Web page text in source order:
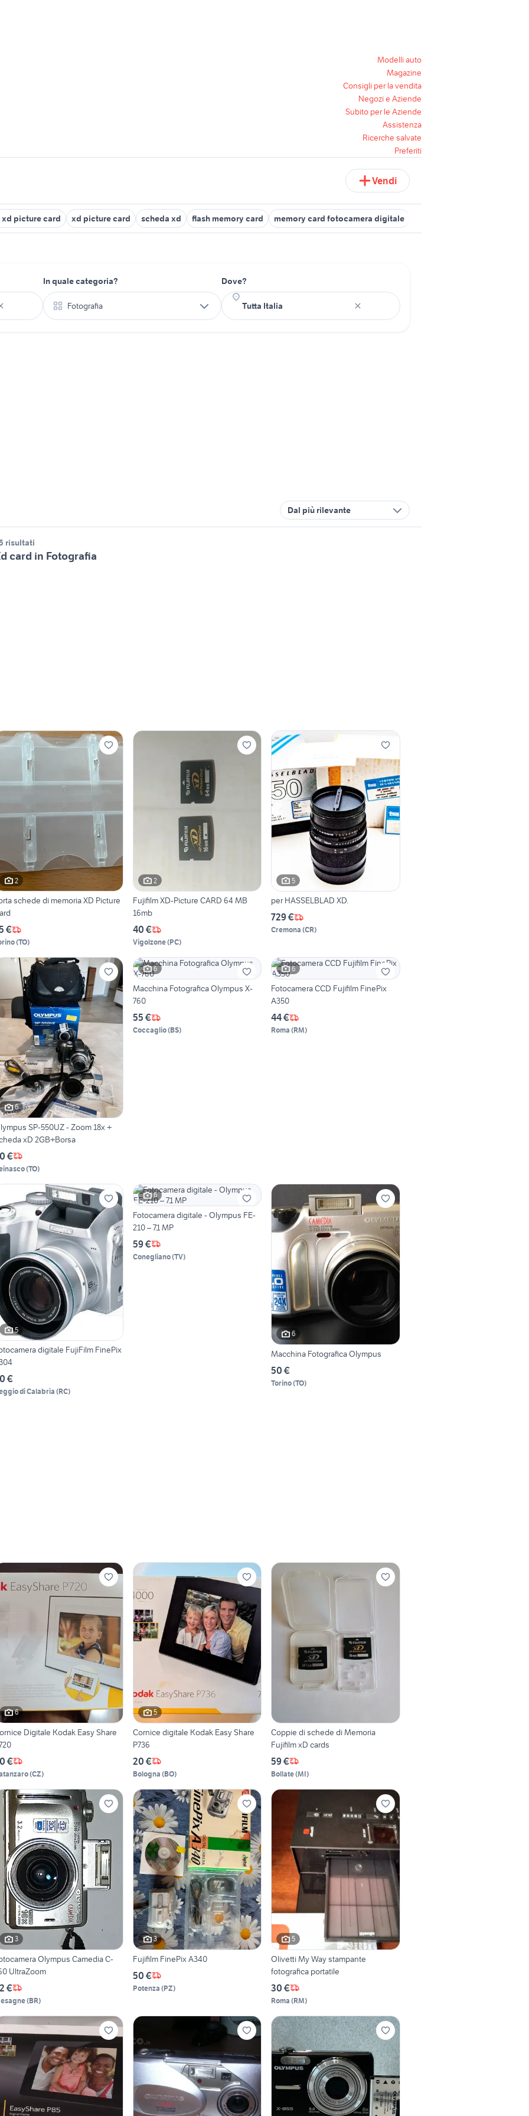
Modelli auto
Magazine
Consigli per la vendita
Negozi e Aziende
Subito per le Aziende
Assistenza
Ricerche salvate
Preferiti
Vendi
picture card xd picture card scheda xd flash memory card memory card fotocamera digitale
In quale categoria?
Fotografia
Dove?
Dal più rilevante
risultati
card in Fotografia
2
schede di memoria XD Picture
€
(TO)
2
Fujifilm XD-Picture CARD 64 MB
16mb
40 €
Vigolzone(PC)
5
per HASSELBLAD XD.
729 €
Cremona (CR)
6
SP-550UZ - Zoom 18x +
xD 2GB+Borsa
€
(TO)
6
Macchina Fotografica Olympus X-
760
55 €
Coccaglio(BS)
6
Fotocamera CCD Fujifilm FinePix
A350
44 €
Roma (RM)
5
digitale FujiFilm FinePix
€
di Calabria (RC)
6
Fotocamera digitale - Olympus FE-
210 – 7.1 MP
59 €
Conegliano(TV)
6
Macchina Fotografica Olympus
50 €
Torino(TO)
6
Digitale Kodak Easy Share
€
(CZ)
5
Cornice digitale Kodak Easy Share
P736
20 €
Bologna (BO)
Coppie di schede di Memoria
Fujifilm xD cards
59 €
Bollate(MI)
3
Olympus Camedia C-
UltraZoom
€
(BR)
3
Fujifilm FinePix A340
50 €
Potenza (PZ)
5
Olivetti My Way stampante
fotografica portatile
30 €
Roma (RM)